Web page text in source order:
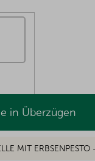
in Überzügen
MIT